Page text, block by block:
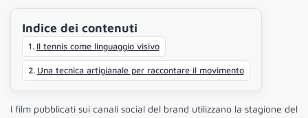
Indice dei contenuti
Il tennis come linguaggio visivo
Una tecnica artigianale per raccontare il movimento
I film pubblicati sui canali social del brand utilizzano la stagione del